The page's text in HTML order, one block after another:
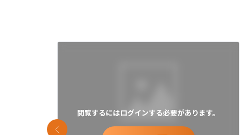
閲覧するにはログインする必要があります。
前のスライド